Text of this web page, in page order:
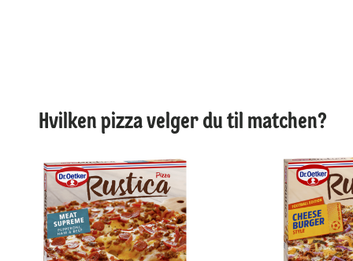
Hvilken pizza velger du til matchen?